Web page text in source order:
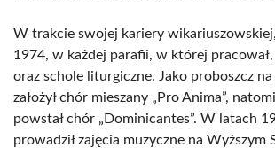
W trakcie swojej kariery
1974, w każdej parafii, w której pracował,
oraz schole liturgiczne. Jako proboszcz
założył chór mieszany „Pro Anima”,
powstał chór „Dominicantes”. W latach
prowadził zajęcia muzyczne na Wyższym